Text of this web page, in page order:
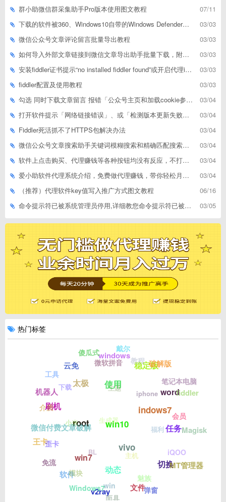
07/11
群小助微信群采集助手Pro版本使用图文教程
03/03
下载的软件被360、Windows10自带的Windows Defender、腾讯管家等杀毒软件误删了怎么解决
03/03
微信公众号文章评论留言批量导出教程
03/03
如何导入外部文章链接到微信文章导出助手批量下载，附上3种方式
03/03
安装fiddler证书提示“no installed fiddler found”或开启代理ip失败
03/03
fiddler配置及使用教程
03/04
勾选 同时下载文章留言 报错「公众号主页和加载cookie参数不能为空」
03/04
打开软件提示「网络链接错误」、或「检测版本更新失败」等网络问题解决方案
03/04
Fiddler死活抓不了HTTPS包解决办法
03/04
微信公众号文章搜索助手关键词模糊搜索和精确匹配搜索的区别
03/04
软件上点击购买、代理赚钱等各种按钮均没有反应，不打开相应网址怎么解决
03/04
爱小助软件代理系统介绍，免费做代理赚钱，带你轻松月收入过万
06/16
（推荐）代理软件key值写入推广方式图文教程
03/05
命令提示符已被系统管理员停用,详细教您命令提示符已被系统管理员停用怎么办
热门标签
win10
root
win7
动态
vivo
indows7
使用
太极
刷机
王卡
软件
v2ray
文件
切换
任务
word
稳定版
windows
云免
机器人
微信付费文章破解
免流
Windows7
面具
弹窗
MT管理器
Magisk
fiddler
破解版
戴尔
傻瓜式
工具
介质
歪卡
模块
win
魅族
iQOO
会员
笔记本电脑
教程
微软拼音
下载
小米
BL 主机
福利
iphone
主题
生成器